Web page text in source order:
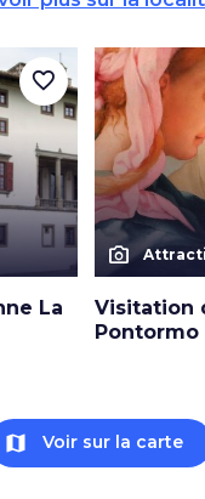
La
favorite_border
photo_camera
Visitation
Pontormo
map Voir sur la carte